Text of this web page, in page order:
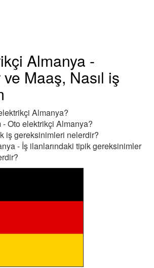
Almanya -
Maaş, Nasıl iş
Almanya?
- Oto elektrikçi Almanya?
iş gereksinimleri nelerdir?
- İş ilanlarındaki tipik gereksinimler